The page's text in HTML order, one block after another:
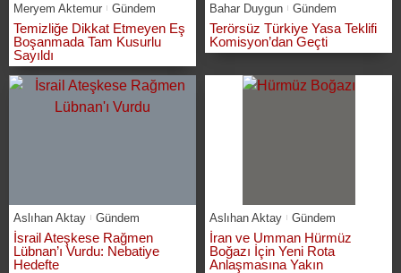
Meryem Aktemur Gündem
Temizliğe Dikkat Etmeyen Eş
Boşanmada Tam Kusurlu
Sayıldı
Bahar Duygun Gündem
Terörsüz Türkiye Yasa Teklifi
Komisyon’dan Geçti
Aslıhan Aktay Gündem
İsrail Ateşkese Rağmen
Lübnan’ı Vurdu: Nebatiye
Hedefte
Aslıhan Aktay Gündem
İran ve Umman Hürmüz
Boğazı İçin Yeni Rota
Anlaşmasına Yakın